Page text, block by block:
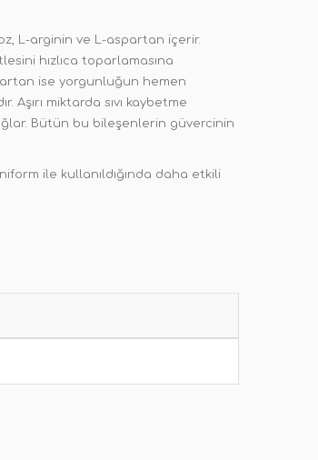
L-arginin ve L-aspartan içerir.
hızlıca toparlamasına
ise yorgunluğun hemen
miktarda sıvı kaybetme
Bütün bu bileşenlerin güvercinin
ile kullanıldığında daha etkili